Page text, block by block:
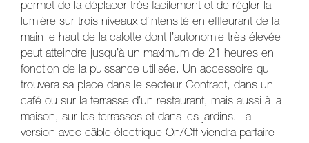
permet de la déplacer très facilement et de régler la
lumière sur trois niveaux d’intensité en effleurant de la
main le haut de la calotte dont l’autonomie très élevée
peut atteindre jusqu’à un maximum de 21 heures en
fonction de la puissance utilisée. Un accessoire qui
trouvera sa place dans le secteur Contract, dans un
café ou sur la terrasse d’un restaurant, mais aussi à la
maison, sur les terrasses et dans les jardins. La
version avec câble électrique On/Off viendra parfaire